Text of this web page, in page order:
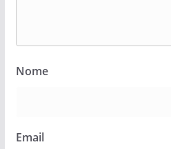
Nome
Email